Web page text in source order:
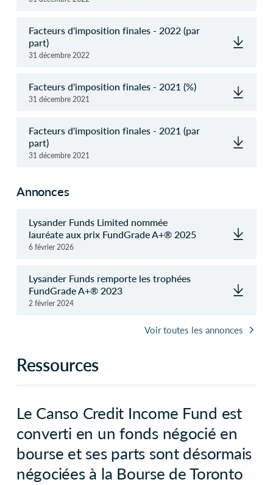
Facteurs d'imposition finales - 2022 (par
part)
31 décembre 2022
Facteurs d'imposition finales - 2021 (%)
31 décembre 2021
Facteurs d'imposition finales - 2021 (par
part)
31 décembre 2021
Annonces
Lysander Funds Limited nommée
lauréate aux prix FundGrade A+® 2025
6 février 2026
Lysander Funds remporte les trophées
FundGrade A+® 2023
2 février 2024
Voir toutes les annonces
Ressources
Le Canso Credit Income Fund est
converti en un fonds négocié en
bourse et ses parts sont désormais
négociées à la Bourse de Toronto